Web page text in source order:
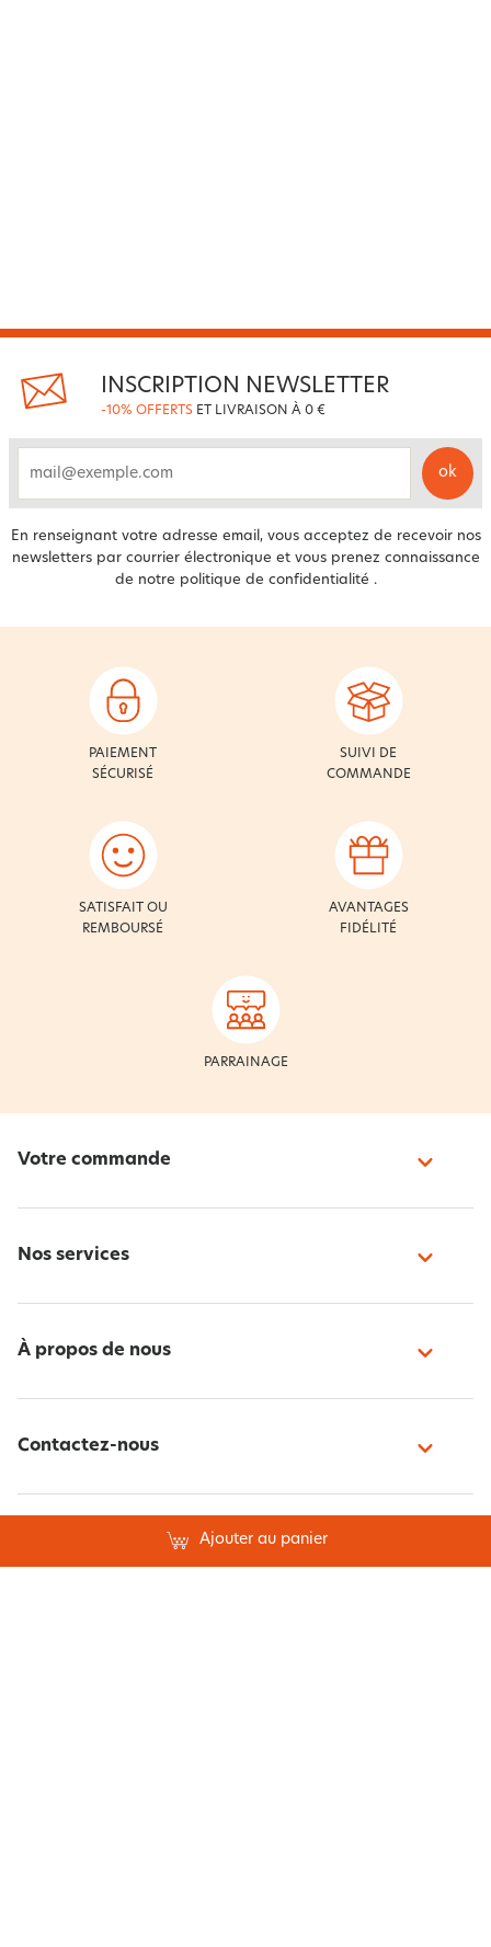
Ajouter au panier
INSCRIPTION NEWSLETTER
-10% OFFERTS ET LIVRAISON À 0 €
email
ok
En renseignant votre adresse email, vous acceptez de recevoir nos
newsletters par courrier électronique et vous prenez connaissance
de notre politique de confidentialité .
PAIEMENT
SÉCURISÉ
SUIVI DE
COMMANDE
SATISFAIT OU
REMBOURSÉ
AVANTAGES
FIDÉLITÉ
PARRAINAGE
Votre commande
Nos services
À propos de nous
Contactez-nous
Paiement sécurisé